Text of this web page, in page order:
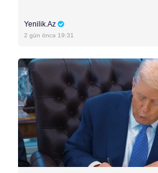
Yenilik.Az
2 gün öncə 19:31